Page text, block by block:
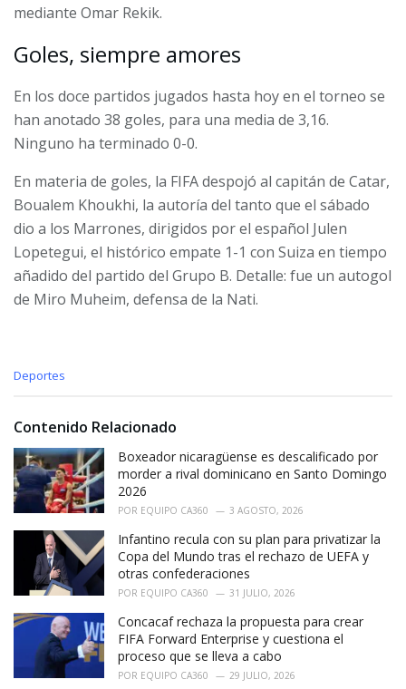
mediante Omar Rekik.
Goles, siempre amores
En los doce partidos jugados hasta hoy en el torneo se
han anotado 38 goles, para una media de 3,16.
Ninguno ha terminado 0-0.
En materia de goles, la FIFA despojó al capitán de Catar,
Boualem Khoukhi, la autoría del tanto que el sábado
dio a los Marrones, dirigidos por el español Julen
Lopetegui, el histórico empate 1-1 con Suiza en tiempo
añadido del partido del Grupo B. Detalle: fue un autogol
de Miro Muheim, defensa de la Nati.
C
e
o
r
i
e
Deportes
Contenido Relacionado
Boxeador nicaragüense es descalificado por
morder a rival dominicano en Santo Domingo
2026
POR EQUIPO CA360 3 AGOSTO, 2026
Infantino recula con su plan para privatizar la
Copa del Mundo tras el rechazo de UEFA y
otras confederaciones
POR EQUIPO CA360 31 JULIO, 2026
Concacaf rechaza la propuesta para crear
FIFA Forward Enterprise y cuestiona el
proceso que se lleva a cabo
POR EQUIPO CA360 29 JULIO, 2026